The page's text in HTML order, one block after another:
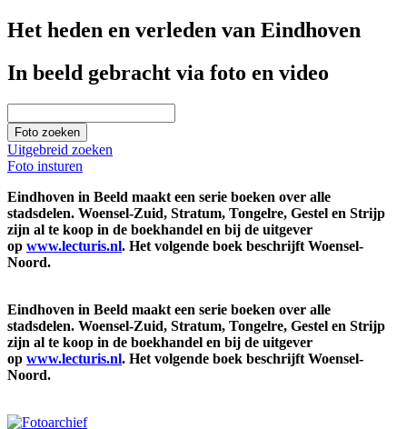
Het heden en verleden van Eindhoven
In beeld gebracht via foto en video
Uitgebreid zoeken
Foto insturen
Eindhoven in Beeld maakt een serie boeken over alle
stadsdelen. Woensel-Zuid, Stratum, Tongelre, Gestel en Strijp
zijn al te koop in de boekhandel en bij de uitgever
op www.lecturis.nl. Het volgende boek beschrijft Woensel-
Noord.
Eindhoven in Beeld maakt een serie boeken over alle
stadsdelen. Woensel-Zuid, Stratum, Tongelre, Gestel en Strijp
zijn al te koop in de boekhandel en bij de uitgever
op www.lecturis.nl. Het volgende boek beschrijft Woensel-
Noord.